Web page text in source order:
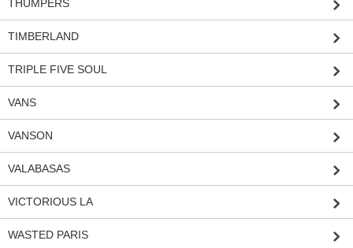
THUMPERS
TIMBERLAND
TRIPLE FIVE SOUL
VANS
VANSON
VALABASAS
VICTORIOUS LA
WASTED PARIS